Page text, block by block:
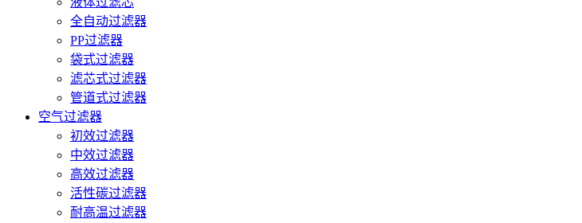
全自动过滤器
PP过滤器
袋式过滤器
滤芯式过滤器
管道式过滤器
空气过滤器
初效过滤器
中效过滤器
高效过滤器
活性碳过滤器
耐高温过滤器